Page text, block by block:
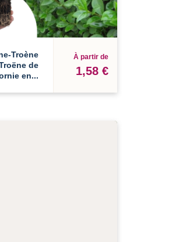
Troène
de
en...
À partir de
1,58 €